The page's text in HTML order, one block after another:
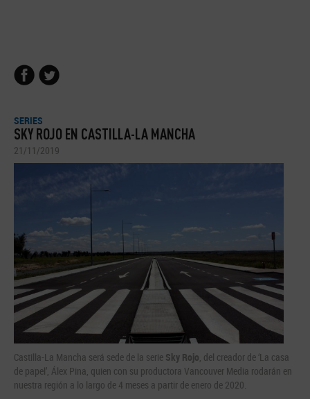
SERIES
SKY ROJO EN CASTILLA-LA MANCHA
21/11/2019
Castilla-La Mancha será sede de la serie Sky Rojo, del creador de ‘La casa
de papel’, Álex Pina, quien con su productora Vancouver Media rodarán en
nuestra región a lo largo de 4 meses a partir de enero de 2020.